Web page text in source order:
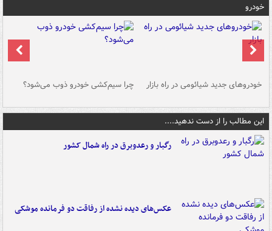
خودرو
خودروهای جدید شیائومی در راه بازار چرا سیم‌کشی خودرو ذوب می‌شود؟
این مطالب را از دست ندهید....
رگبار و رعدوبرق در راه شمال کشور
عکس‌های دیده نشده از رفاقت دو فرمانده‌ موشکی